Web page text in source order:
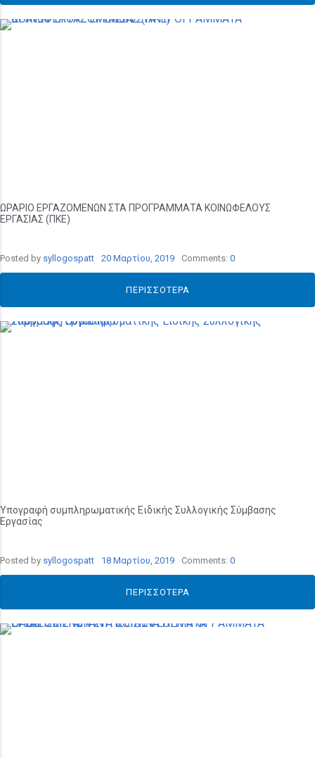
ΩΡΑΡΙΟ ΕΡΓΑΖΟΜΕΝΩΝ ΣΤΑ ΠΡΟΓΡΑΜΜΑΤΑ ΚΟΙΝΩΦΕΛΟΥΣ
ΕΡΓΑΣΙΑΣ (ΠΚΕ)
Posted by syllogospatt 20 Μαρτίου, 2019 Comments: 0
ΠΕΡΙΣΣΌΤΕΡΑ
Υπογραφή συμπληρωματικής Ειδικής Συλλογικής Σύμβασης
Εργασίας
Posted by syllogospatt 18 Μαρτίου, 2019 Comments: 0
ΠΕΡΙΣΣΌΤΕΡΑ